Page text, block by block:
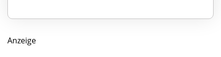
Anzeige